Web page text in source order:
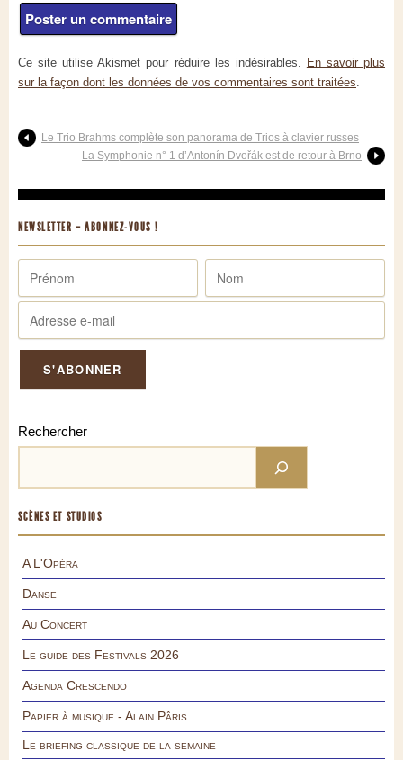
Ce site utilise Akismet pour réduire les indésirables.
En savoir plus
sur la façon dont les données de vos commentaires sont traitées
Le Trio Brahms complète son panorama de Trios à clavier russes
La Symphonie n° 1 d’Antonín Dvořák est de retour à Brno
NEWSLETTER – ABONNEZ-VOUS !
Rechercher
SCÈNES ET STUDIOS
A L'Opéra
Danse
Au Concert
Le guide des Festivals 2026
Agenda Crescendo
Papier à musique - Alain Pâris
Le briefing classique de la semaine